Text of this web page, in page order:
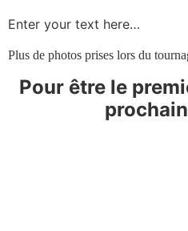
Enter your text here…
Plus de photos prises lors du
Pour être le